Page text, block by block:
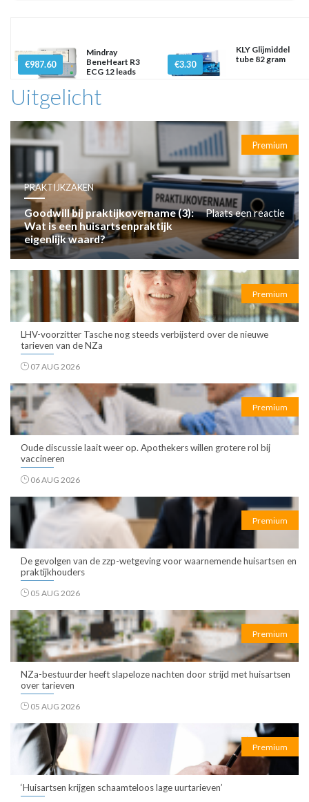
€987.60
Mindray
BeneHeart R3
ECG 12 leads
€3.30
KLY Glijmiddel
tube 82 gram
Uitgelicht
Premium
PRAKTIJKZAKEN
Goodwill bij praktijkovername (3):
Wat is een huisartsenpraktijk
eigenlijk waard?
Plaats een reactie
Premium
LHV-voorzitter Tasche nog steeds verbijsterd over de nieuwe
tarieven van de NZa
07 AUG 2026
Premium
Oude discussie laait weer op. Apothekers willen grotere rol bij
vaccineren
06 AUG 2026
Premium
De gevolgen van de zzp-wetgeving voor waarnemende huisartsen en
praktijkhouders
05 AUG 2026
Premium
NZa-bestuurder heeft slapeloze nachten door strijd met huisartsen
over tarieven
05 AUG 2026
Premium
‘Huisartsen krijgen schaamteloos lage uurtarieven’